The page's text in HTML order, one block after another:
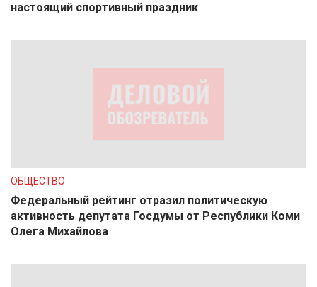
настоящий спортивный праздник
ОБЩЕСТВО
Федеральный рейтинг отразил политическую
активность депутата Госдумы от Республики Коми
Олега Михайлова